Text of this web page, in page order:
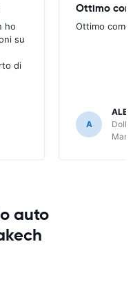
ho
su
di
Ottimo
Ottimo
A
auto